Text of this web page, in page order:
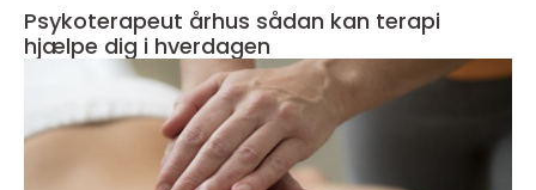
Psykoterapeut århus sådan kan terapi
hjælpe dig i hverdagen